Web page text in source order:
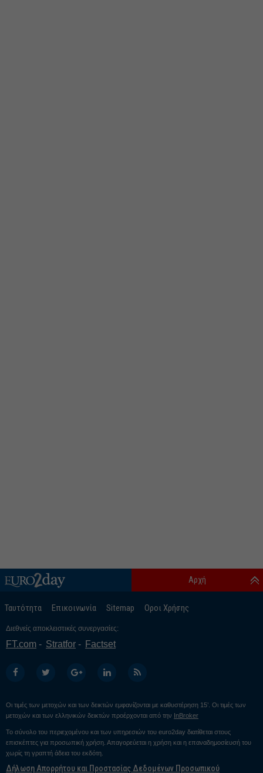
Ταυτότητα Επικοινωνία Sitemap Οροι Χρήσης
Αρχή
Διεθνείς αποκλειστικές συνεργασίες:
FT.com Stratfor Factset
Οι τιμές των μετοχών και των δεικτών εμφανίζονται με καθυστέρηση 15’. Οι τιμές των
μετοχών και των ελληνικών δεικτών προέρχονται από την InBroker
Το σύνολο του περιεχομένου και των υπηρεσιών του euro2day διατίθεται στους
επισκέπτες για προσωπική χρήση. Απαγορεύεται η χρήση και η επαναδημοσίευσή του
χωρίς τη γραπτή άδεια του εκδότη.
Δήλωση Απορρήτου και Προστασίας Δεδομένων Προσωπικού